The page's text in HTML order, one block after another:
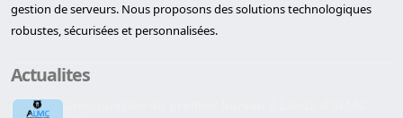
gestion de serveurs. Nous proposons des solutions technologiques
robustes, sécurisées et personnalisées.
Actualites